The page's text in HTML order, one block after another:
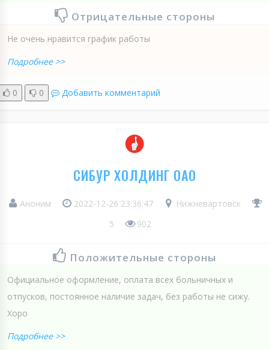
Отрицательные стороны
Не очень нравится график работы
Подробнее >>
0 0 Добавить комментарий
СИБУР ХОЛДИНГ ОАО
Аноним 2022-12-26 23:36:47
Нижневартовск
5
902
Положительные стороны
Официальное оформление, оплата всех больничных и
отпусков, постоянное наличие задач, без работы не сижу.
Хоро
Подробнее >>